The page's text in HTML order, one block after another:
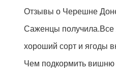
Отзывы о Черешне
Саженцы
хороший сорт и ягоды
Чем подкормить